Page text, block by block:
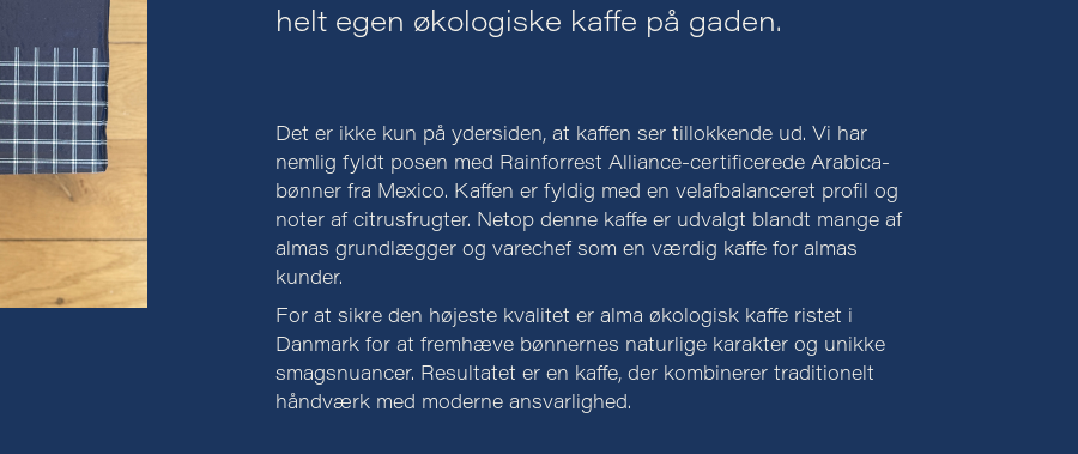
helt egen økologiske kaffe på gaden.
Det er ikke kun på ydersiden, at kaffen ser tillokkende ud. Vi har
nemlig fyldt posen med Rainforrest Alliance-certificerede Arabica-
bønner fra Mexico. Kaffen er fyldig med en velafbalanceret profil og
noter af citrusfrugter. Netop denne kaffe er udvalgt blandt mange af
almas grundlægger og varechef som en værdig kaffe for almas
kunder.
For at sikre den højeste kvalitet er alma økologisk kaffe ristet i
Danmark for at fremhæve bønnernes naturlige karakter og unikke
smagsnuancer. Resultatet er en kaffe, der kombinerer traditionelt
håndværk med moderne ansvarlighed.